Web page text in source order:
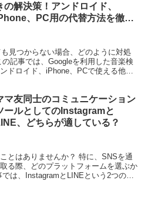
の解決策！アンドロイド、
、PC用の代替方法を徹底
見つからない場合、どのように対処
記事では、Googleを利用した音楽検
ドロイド、iPhone、PCで使える他の
マ友同士のコミュニケーション
ールとしてのInstagramと
、どちらが適している？
とはありませんか？ 特に、SNSを通
る際、どのプラットフォームを選ぶか
は、InstagramとLINEという2つの大